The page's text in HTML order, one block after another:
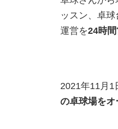
ッスン、卓
運営を24時
2021年11月1
の卓球場をオ